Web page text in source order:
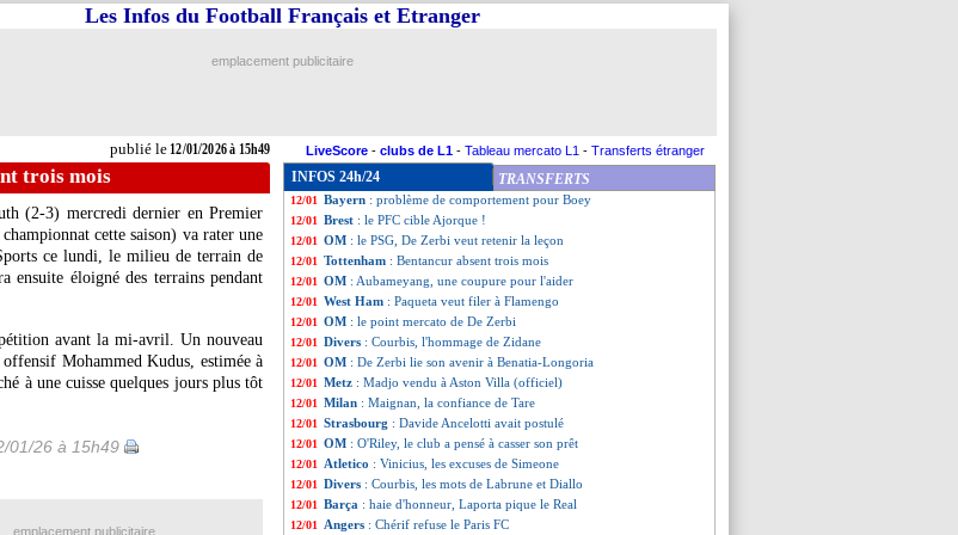
publié le12/01/2026 à 15h49
Les Infos du Football Français et Etranger
emplacement publicitaire
LiveScore - clubs de L1 - Tableau mercato L1 - Transferts étranger
trois mois
(2-3) mercredi dernier en Premier
cette saison) va rater une
ce lundi, le milieu de terrain de
éloigné des terrains pendant
avant la mi-avril. Un nouveau
Mohammed Kudus, estimée à
à une cuisse quelques jours plus tôt
01/26 à 15h49
INFOS 24h/24 TRANSFERTS
12/01 Algérie : Petkovic est maintenu
12/01 Ajaccio
12/01 Lyon: la nouvelle pique d'Aulas à Textor
12/01 Real: Xabi Alonso minimise la Supercoupe
12/01 Bayern : problème de comportement pour Boey
12/01 Brest : le PFC cible Ajorque !
12/01 OM : le PSG, De Zerbi veut retenir la leçon
12/01 Tottenham : Bentancur absent trois mois
12/01 OM : Aubameyang, une coupure pour l'aider
12/01 West Ham : Paqueta veut filer à Flamengo
12/01 OM : le point mercato de De Zerbi
12/01 Divers : Courbis, l'hommage de Zidane
12/01 OM : De Zerbi lie son avenir à Benatia-Longoria
12/01 Metz : Madjo vendu à Aston Villa (officiel)
12/01 Milan : Maignan, la confiance de Tare
12/01 Strasbourg : Davide Ancelotti avait postulé
12/01 OM : O'Riley, le club a pensé à casser son prêt
12/01 Atletico : Vinicius, les excuses de Simeone
12/01 Divers : Courbis, les mots de Labrune et Diallo
12/01 Barça : haie d'honneur, Laporta pique le Real
12/01 Angers : Chérif refuse le Paris FC
emplacement publicitaire